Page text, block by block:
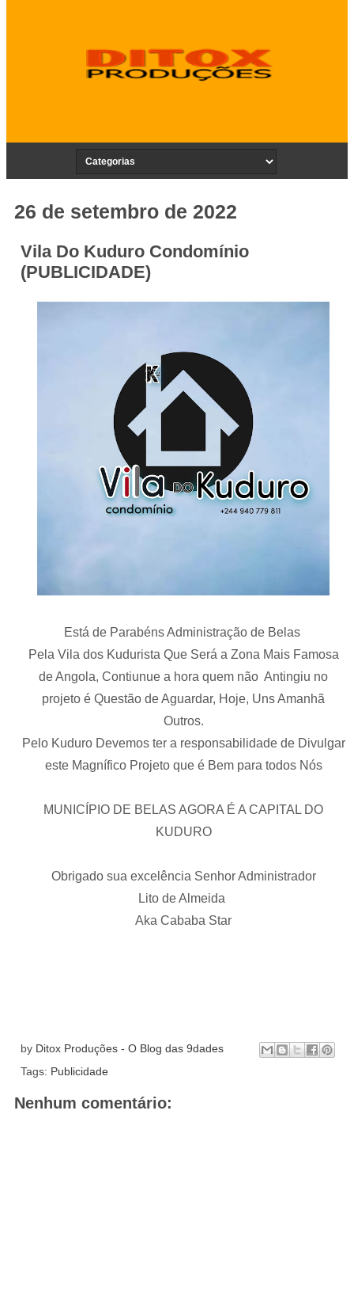
26 de setembro de 2022
Vila Do Kuduro Condomínio
(PUBLICIDADE)
Está de Parabéns Administração de Belas
Pela Vila dos Kudurista Que Será a Zona Mais Famosa
de Angola, Contiunue a hora quem não Antingiu no
projeto é Questão de Aguardar, Hoje, Uns Amanhã
Outros.
Pelo Kuduro Devemos ter a responsabilidade de Divulgar
este Magnífico Projeto que é Bem para todos Nós
MUNICÍPIO DE BELAS AGORA É A CAPITAL DO
KUDURO
Obrigado sua excelência Senhor Administrador
Lito de Almeida
Aka Cababa Star
by Ditox Produções - O Blog das 9dades
Tags: Publicidade
Nenhum comentário: